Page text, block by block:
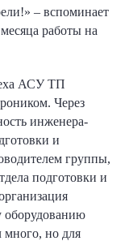
– вспоминает
работы на
АСУ ТП
Через
инженера-
и
группы,
подготовки и
оборудованию
много, но для